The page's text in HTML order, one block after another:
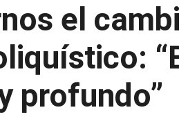
el
profundo”